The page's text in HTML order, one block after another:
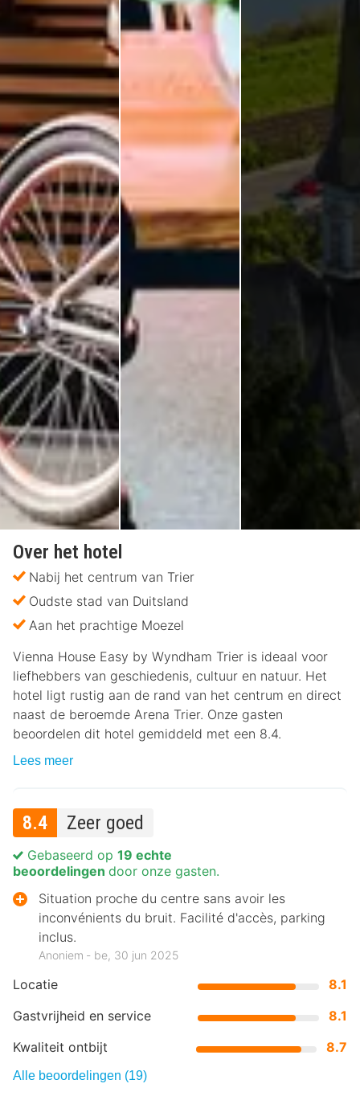
Over het hotel
Nabij het centrum van Trier
Oudste stad van Duitsland
Aan het prachtige Moezel
Vienna House Easy by Wyndham Trier is ideaal voor
liefhebbers van geschiedenis, cultuur en natuur. Het
hotel ligt rustig aan de rand van het centrum en direct
naast de beroemde Arena Trier. Onze gasten
beoordelen dit hotel gemiddeld met een 8.4.
Lees meer
8.4 Zeer goed
Locatie
8.1
Gastvrijheid en service
8.1
Kwaliteit ontbijt
8.7
Gebaseerd op 19 echte
beoordelingen door onze gasten.
Situation proche du centre sans avoir les
inconvénients du bruit. Facilité d'accès, parking
inclus.
Anoniem ‐ be, 30 jun 2025
Alle beoordelingen (19)